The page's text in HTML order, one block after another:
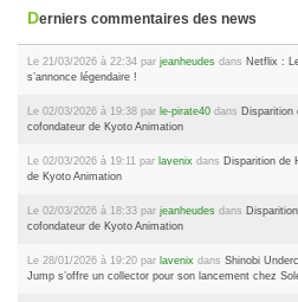
Derniers commentaires des news
Le 21/03/2026 à 22:34 par jeanheudes dans Netflix :
s’annonce légendaire !
Le 02/03/2026 à 19:38 par le-pirate40 dans Disparition
cofondateur de Kyoto Animation
Le 02/03/2026 à 19:11 par lavenix dans Disparition de
de Kyoto Animation
Le 02/03/2026 à 18:33 par jeanheudes dans
cofondateur de Kyoto Animation
Le 28/01/2026 à 19:20 par lavenix dans Shinobi
Jump s’offre un collector pour son lancement chez